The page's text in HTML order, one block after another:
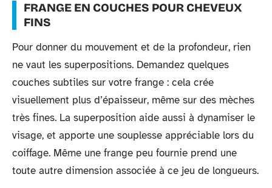
FRANGE EN COUCHES POUR CHEVEUX
FINS
Pour donner du mouvement et de la profondeur, rien
ne vaut les superpositions. Demandez quelques
couches subtiles sur votre frange : cela crée
visuellement plus d’épaisseur, même sur des mèches
très fines. La superposition aide aussi à dynamiser le
visage, et apporte une souplesse appréciable lors du
coiffage. Même une frange peu fournie prend une
toute autre dimension associée à ce jeu de longueurs.